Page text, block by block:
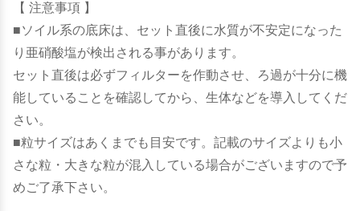
【 注意事項 】
■ソイル系の底床は、セット直後に水質が不安定になった
り亜硝酸塩が検出される事があります。
セット直後は必ずフィルターを作動させ、ろ過が十分に機
能していることを確認してから、生体などを導入してくだ
さい。
■粒サイズはあくまでも目安です。記載のサイズよりも小
さな粒・大きな粒が混入している場合がございますので予
めご了承下さい。